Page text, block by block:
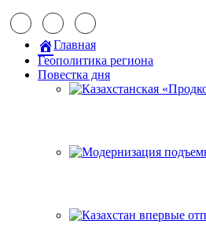
Главная
Геополитика региона
Повестка дня